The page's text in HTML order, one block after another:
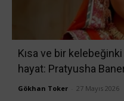
Kısa ve bir
hayat: Pratyusha
Gökhan Toker 27 Mayıs 2026